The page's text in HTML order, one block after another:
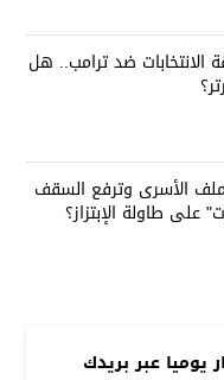
الانتخابات ضد ترامب.. هل
الأسرى وترفع السقف
على طاولة الإبتزاز؟
يوميا عبر بريدك